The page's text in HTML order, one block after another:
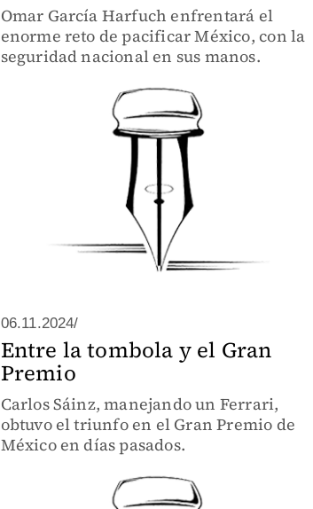
Omar García Harfuch enfrentará el
enorme reto de pacificar México, con la
seguridad nacional en sus manos.
06.11.2024/
Entre la tombola y el Gran
Premio
Carlos Sáinz, manejando un Ferrari,
obtuvo el triunfo en el Gran Premio de
México en días pasados.